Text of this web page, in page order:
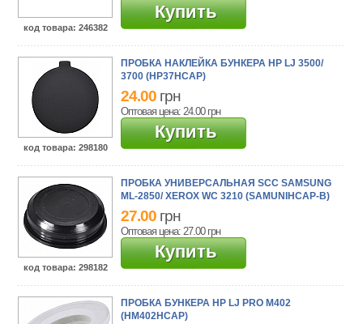
код товара: 246382
Купить
код товара: 298180
ПРОБКА НАКЛЕЙКА БУНКЕРА HP LJ 3500/
3700 (HP37HCAP)
24.00 грн
Оптовая цена: 24.00 грн
Купить
код товара: 298182
ПРОБКА УНИВЕРСАЛЬНАЯ SCC SAMSUNG
ML-2850/ XEROX WC 3210 (SAMUNIHCAP-B)
27.00 грн
Оптовая цена: 27.00 грн
Купить
ПРОБКА БУНКЕРА HP LJ PRO M402
(HM402HCAP)